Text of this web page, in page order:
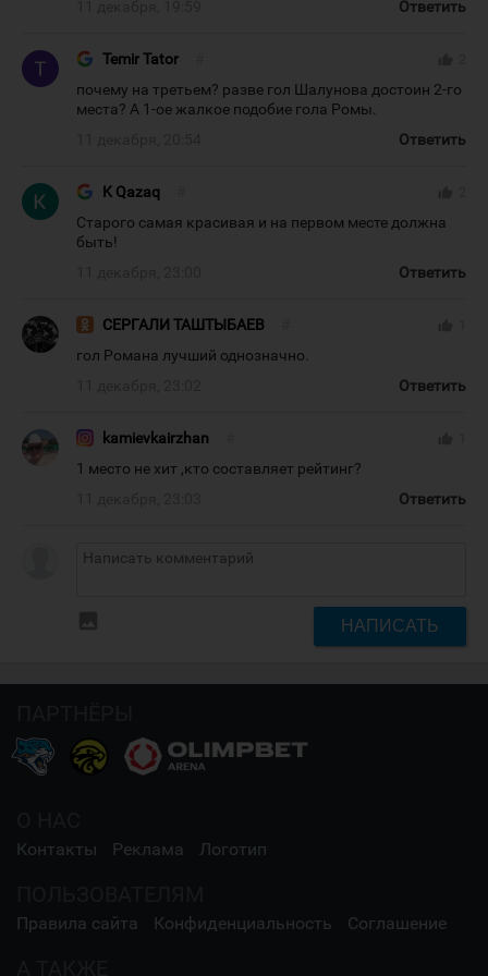
Ответить
Temir Tator
почему на третьем? разве гол Шалунова достоин 2-го
места? А 1-ое жалкое подобие гола Ромы.
Ответить
K Qazaq
Старого самая красивая и на первом месте должна
быть!
Ответить
СЕРГАЛИ ТАШТЫБАЕВ
гол Романа лучший однозначно.
Ответить
kamievkairzhan
1 место не хит ,кто составляет рейтинг?
Ответить
НАПИСАТЬ
Контакты Реклама Логотип
Правила сайта Конфиденциальность Соглашение